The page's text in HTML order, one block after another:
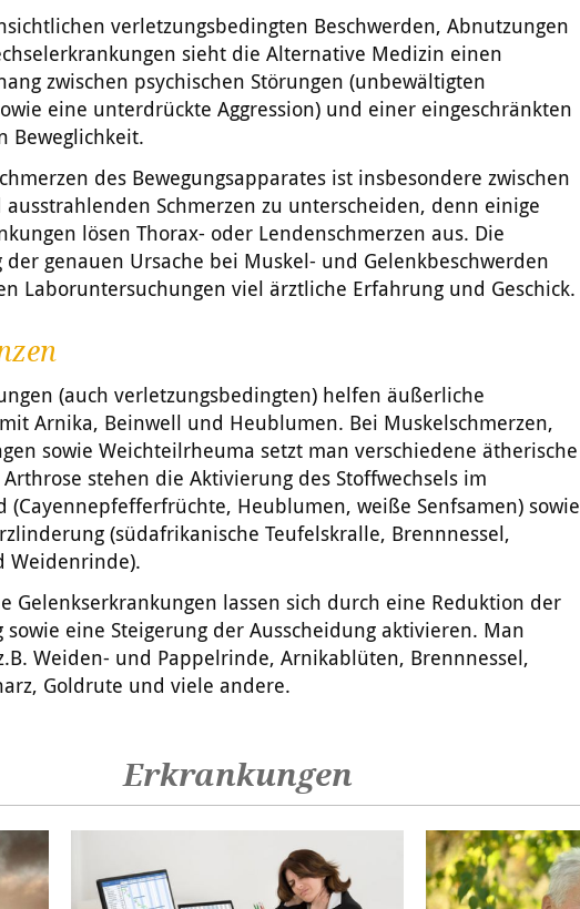
verletzungsbedingten Beschwerden, Abnutzungen
sieht die Alternative Medizin einen
zwischen psychischen Störungen (unbewältigten
eine unterdrückte Aggression) und einer eingeschränkten
Beweglichkeit.
des Bewegungsapparates ist insbesondere zwischen
Schmerzen zu unterscheiden, denn einige
lösen Thorax- oder Lendenschmerzen aus. Die
der genauen Ursache bei Muskel- und Gelenkbeschwerden
Laboruntersuchungen viel ärztliche Erfahrung und Geschick.
(auch verletzungsbedingten) helfen äußerliche
Arnika, Beinwell und Heublumen. Bei Muskelschmerzen,
sowie Weichteilrheuma setzt man verschiedene ätherische
stehen die Aktivierung des Stoffwechsels im
(Cayennepfefferfrüchte, Heublumen, weiße Senfsamen) sowie
(südafrikanische Teufelskralle, Brennnessel,
Weidenrinde).
Gelenkserkrankungen lassen sich durch eine Reduktion der
sowie eine Steigerung der Ausscheidung aktivieren. Man
Weiden- und Pappelrinde, Arnikablüten, Brennnessel,
Goldrute und viele andere.
Erkrankungen